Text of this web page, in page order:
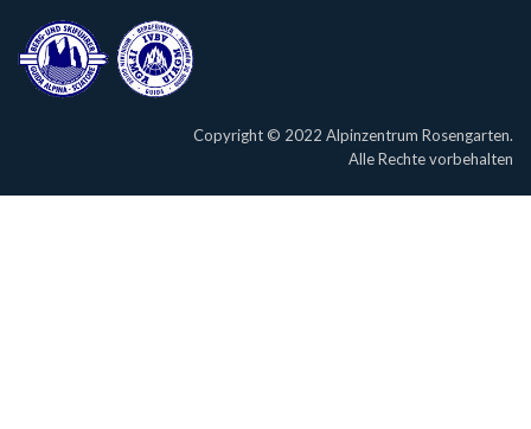
Copyright © 2022 Alpinzentrum Rosengarten.
Alle Rechte vorbehalten